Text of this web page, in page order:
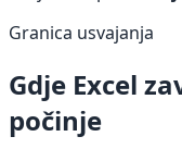
Granica usvajanja
Gdje Excel
počinje